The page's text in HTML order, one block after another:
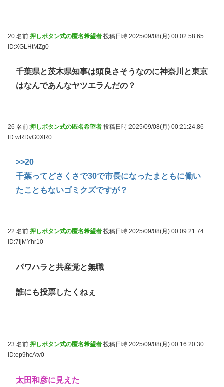
20 名前:押しボタン式の匿名希望者 投稿日時:2025/09/08(月) 00:02:58.65
ID:XGLHtMZg0
千葉県と茨木県知事は頭良さそうなのに神奈川と東京
はなんであんなヤツエラんだの？
26 名前:押しボタン式の匿名希望者 投稿日時:2025/09/08(月) 00:21:24.86
ID:wRDvG0XR0
>>20
千葉ってどさくさで30で市長になったまともに働い
たこともないゴミクズですが？
22 名前:押しボタン式の匿名希望者 投稿日時:2025/09/08(月) 00:09:21.74
ID:7IjMYhr10
パワハラと共産党と無職
誰にも投票したくねぇ
23 名前:押しボタン式の匿名希望者 投稿日時:2025/09/08(月) 00:16:20.30
ID:ep9hcAtv0
太田和彦に見えた